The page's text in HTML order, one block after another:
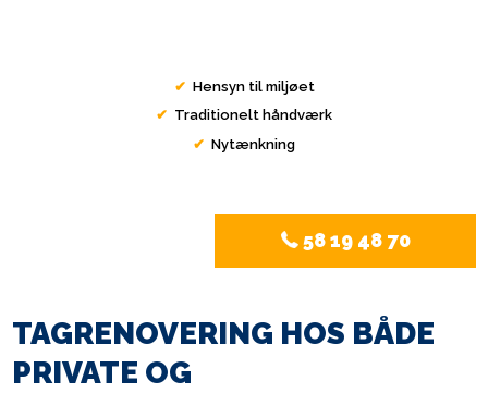
✔ ​ Hensyn til miljøet​
✔ ​ Traditionelt håndværk​
✔ ​ Nytænkning​
58 19 48 70
​TAGRENOVERING HOS BÅDE
PRIVATE OG